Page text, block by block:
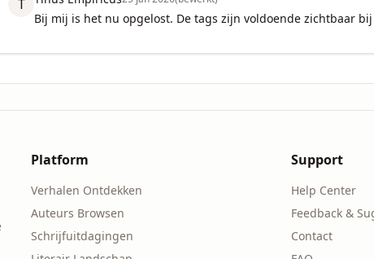
T
Bij mij is het nu opgelost. De tags zijn voldoende zichtbaar
Platform
Verhalen Ontdekken
Auteurs Browsen
Schrijfuitdagingen
Support
Help Center
Feedback &
Contact